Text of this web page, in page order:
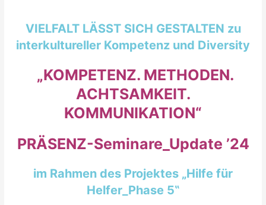
VIELFALT LÄSST SICH GESTALTEN zu
interkultureller Kompetenz und Diversity
„KOMPETENZ. METHODEN.
ACHTSAMKEIT.
KOMMUNIKATION“
PRÄSENZ-Seminare_Update ’24
im Rahmen des Projektes „Hilfe für
Helfer_Phase 5‟